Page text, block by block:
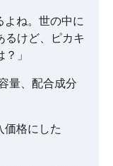
よね。世の中に
るけど、ピカキ
」
量、配合成分
価格にした